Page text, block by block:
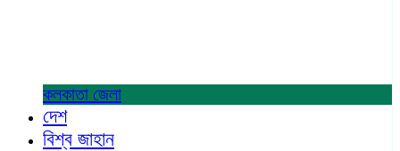
কলকাতা জেলা
দেশ
বিশ্ব জাহান